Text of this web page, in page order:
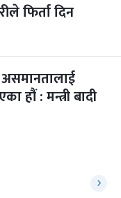
फिर्ता दिन
हौं : मन्त्री बादी